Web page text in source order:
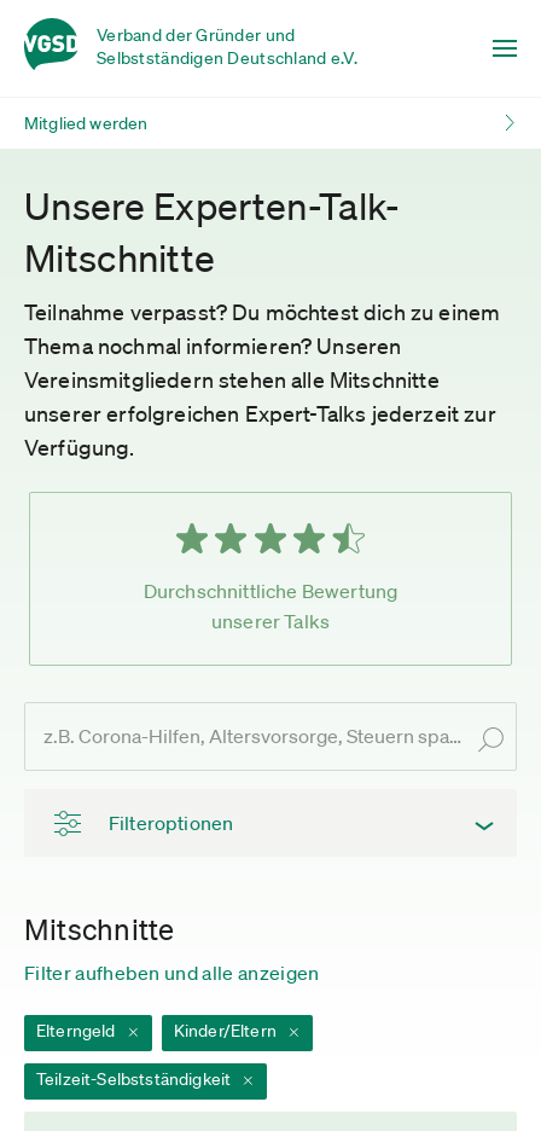
Verband der Gründer und
Selbstständigen Deutschland e.V.
Mitglied werden
Unsere Experten-Talk-
Mitschnitte
Teilnahme verpasst? Du möchtest dich zu einem
Thema nochmal informieren? Unseren
Vereinsmitgliedern stehen alle Mitschnitte
unserer erfolgreichen Expert-Talks jederzeit zur
Verfügung.
Durchschnittliche Bewertung
unserer Talks
Filteroptionen
Mitschnitte
Filter aufheben und alle anzeigen
Elterngeld Kinder/Eltern
Teilzeit-Selbstständigkeit